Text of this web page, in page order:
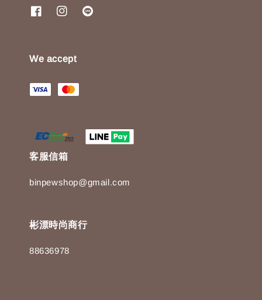
We accept
客服信箱
binpewshop@gmail.com
彬漂時尚商行
88636978